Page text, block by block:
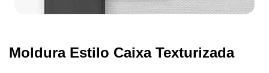
Moldura Estilo Caixa Texturizada